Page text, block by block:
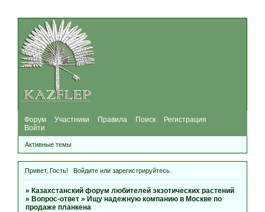
Форум Участники Правила Поиск
Регистрация
Войти
Активные темы
Привет, Гость! Войдитеили зарегистрируйтесь.
»Казахстанский форум любителей экзотических растений
»Вопрос-ответ »Ищу надежную компанию в Москве по
продаже планкена